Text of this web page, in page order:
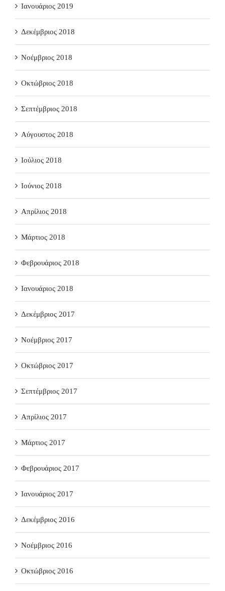
Ιανουάριος 2019
Δεκέμβριος 2018
Νοέμβριος 2018
Οκτώβριος 2018
Σεπτέμβριος 2018
Αύγουστος 2018
Ιούλιος 2018
Ιούνιος 2018
Απρίλιος 2018
Μάρτιος 2018
Φεβρουάριος 2018
Ιανουάριος 2018
Δεκέμβριος 2017
Νοέμβριος 2017
Οκτώβριος 2017
Σεπτέμβριος 2017
Απρίλιος 2017
Μάρτιος 2017
Φεβρουάριος 2017
Ιανουάριος 2017
Δεκέμβριος 2016
Νοέμβριος 2016
Οκτώβριος 2016